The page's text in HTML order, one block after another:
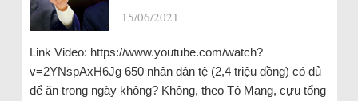
15/06/2021 |
Link Video: https://www.youtube.com/watch?
v=2YNspAxH6Jg 650 nhân dân tệ (2,4 triệu đồng) có đủ
để ăn trong ngày không? Không, theo Tô Mang, cựu tổng